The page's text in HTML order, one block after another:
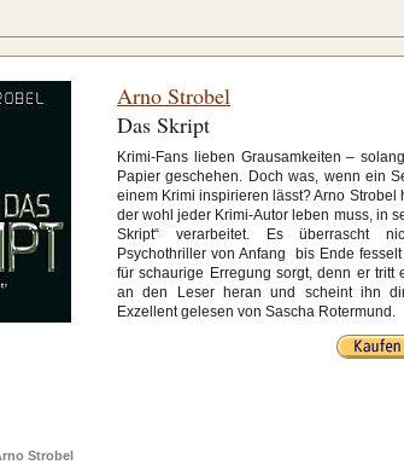
Arno Strobel
Das Skript
Krimi-Fans lieben Grausamkeiten –
Papier geschehen. Doch was, wenn ein
einem Krimi inspirieren lässt? Arno Strobel
der wohl jeder Krimi-Autor leben muss, in
Skript“ verarbeitet. Es überrascht
Psychothriller von Anfang bis Ende
für schaurige Erregung sorgt, denn er tritt
an den Leser heran und scheint ihn
Exzellent gelesen von Sascha Rotermund.
Strobel